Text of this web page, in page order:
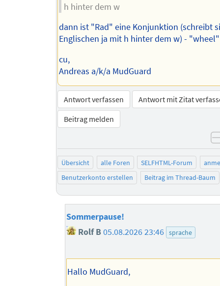
h hinter dem w
dann ist "Rad" eine Konjunktion (schreibt
Englischen ja mit h hinter dem w) -
cu,
Andreas a/k/a MudGuard
Antwort verfassen
Antwort mit Zitat
Beitrag melden
Übersicht alle Foren SELFHTML-Forum
Benutzerkonto erstellen
Beitrag im Thread-Baum
Sommerpause!
Rolf B05.08.2026 23:46 sprache
Hallo MudGuard,